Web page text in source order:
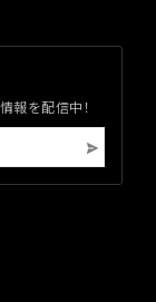
報を配信中！